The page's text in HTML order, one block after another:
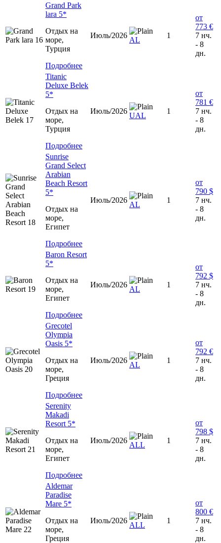
Grand Park
lara 5*
Отдых на
море,
Турция
Подробнее
Июль/2026
AL
1
от
773 €
7 нч.
- 8
дн.
Titanic
Deluxe Belek
5*
Отдых на
море,
Турция
Подробнее
Июль/2026
UAL
1
от
781 €
7 нч.
- 8
дн.
Sunrise
Grand Select
Arabian
Beach Resort
5*
Отдых на
море,
Египет
Подробнее
Июль/2026
AL
1
от
790 $
7 нч.
- 8
дн.
Baron Resort
5*
Отдых на
море,
Египет
Подробнее
Июль/2026
AL
1
от
792 $
7 нч.
- 8
дн.
Grecotel
Olympia
Oasis 5*
Отдых на
море,
Греция
Подробнее
Июль/2026
AL
1
от
792 €
7 нч.
- 8
дн.
Serenity
Makadi
Resort 5*
Отдых на
море,
Египет
Подробнее
Июль/2026
ALL
1
от
798 $
7 нч.
- 8
дн.
Aldemar
Paradise
Mare 5*
Отдых на
море,
Греция
Июль/2026
ALL
1
от
800 €
7 нч.
- 8
дн.